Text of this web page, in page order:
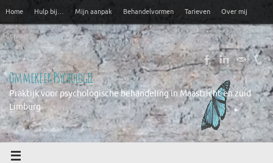
de
inhoud
Home Hulp bij… Mijn aanpak Behandelvormen Tarieven Over mij
Contact
Ommekeer Psychologie
Praktijk voor psychologische behandeling in Maastricht en zuid
Limburg